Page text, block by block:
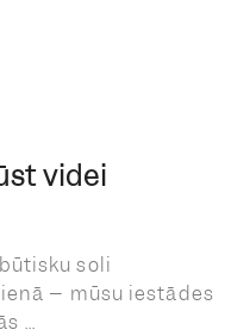
videi
soli
– mūsu iestādes
...